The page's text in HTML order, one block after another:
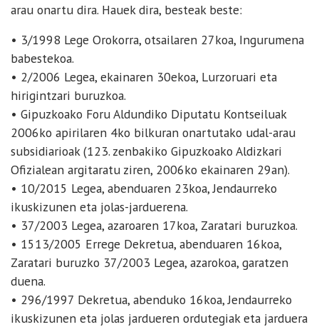
arau onartu dira. Hauek dira, besteak beste:
• 3/1998 Lege Orokorra, otsailaren 27koa, Ingurumena
babestekoa.
• 2/2006 Legea, ekainaren 30ekoa, Lurzoruari eta
hirigintzari buruzkoa.
• Gipuzkoako Foru Aldundiko Diputatu Kontseiluak
2006ko apirilaren 4ko bilkuran onartutako udal-arau
subsidiarioak (123. zenbakiko Gipuzkoako Aldizkari
Ofizialean argitaratu ziren, 2006ko ekainaren 29an).
• 10/2015 Legea, abenduaren 23koa, Jendaurreko
ikuskizunen eta jolas-jarduerena.
• 37/2003 Legea, azaroaren 17koa, Zaratari buruzkoa.
• 1513/2005 Errege Dekretua, abenduaren 16koa,
Zaratari buruzko 37/2003 Legea, azarokoa, garatzen
duena.
• 296/1997 Dekretua, abenduko 16koa, Jendaurreko
ikuskizunen eta jolas jardueren ordutegiak eta jarduera